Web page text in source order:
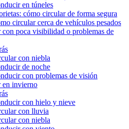
en túneles
cómo circular de forma segura
circular cerca de vehículos pesados
poca visibilidad o problemas de
con niebla
de noche
con problemas de visión
en invierno
con hielo y nieve
con lluvia
con niebla